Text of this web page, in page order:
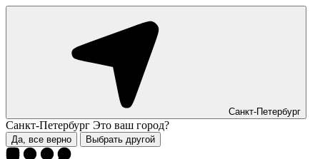
Санкт-Петербург
Санкт-Петербург Это ваш город?
Да, все верно Выбрать другой